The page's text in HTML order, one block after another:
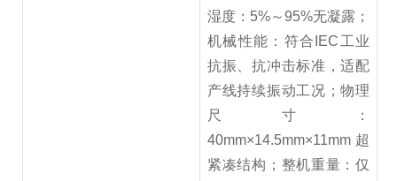
湿度：5%～95%无凝露；
机械性能：符合IEC工业
抗振、抗冲击标准，适配
产线持续振动工况；物理
尺寸：
40mm×14.5mm×11mm超
紧凑结构；整机重量：仅